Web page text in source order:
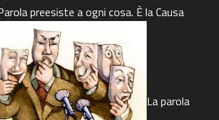
preesiste a ogni cosa. È la Causa
La parola